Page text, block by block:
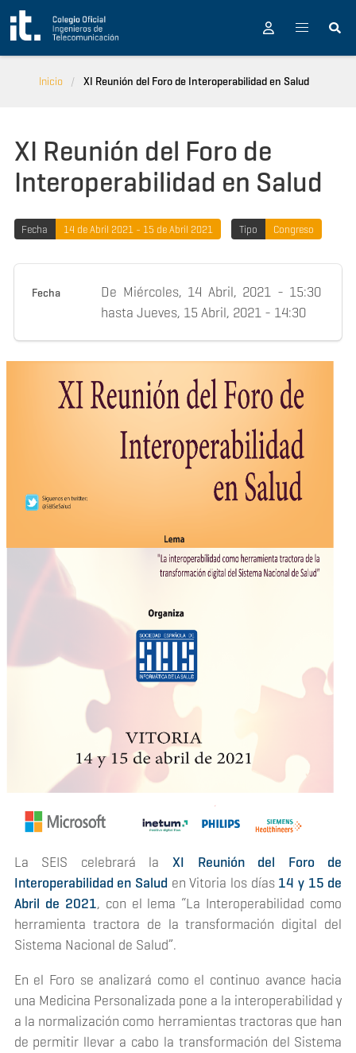
Pasar al contenido principal
Inicio XI Reunión del Foro de Interoperabilidad en Salud
XI Reunión del Foro de
Interoperabilidad en Salud
Fecha 14 de Abril 2021 - 15 de Abril 2021 Tipo Congreso
Fecha De Miércoles, 14 Abril, 2021 - 15:30
hastaJueves, 15 Abril, 2021 - 14:30
La SEIS celebrará la XI Reunión del Foro de
Interoperabilidad en Salud en Vitoria los días 14 y 15 de
Abril de 2021, con el lema “La Interoperabilidad como
herramienta tractora de la transformación digital del
Sistema Nacional de Salud”.
En el Foro se analizará como el continuo avance hacia
una Medicina Personalizada pone a la interoperabilidad y
a la normalización como herramientas tractoras que han
de permitir llevar a cabo la transformación del Sistema